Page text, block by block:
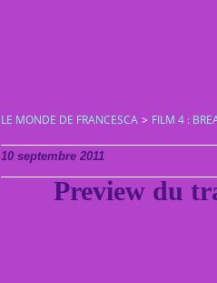
LE MONDE DE FRANCESCA > FILM 4 :
10 septembre 2011
Preview du